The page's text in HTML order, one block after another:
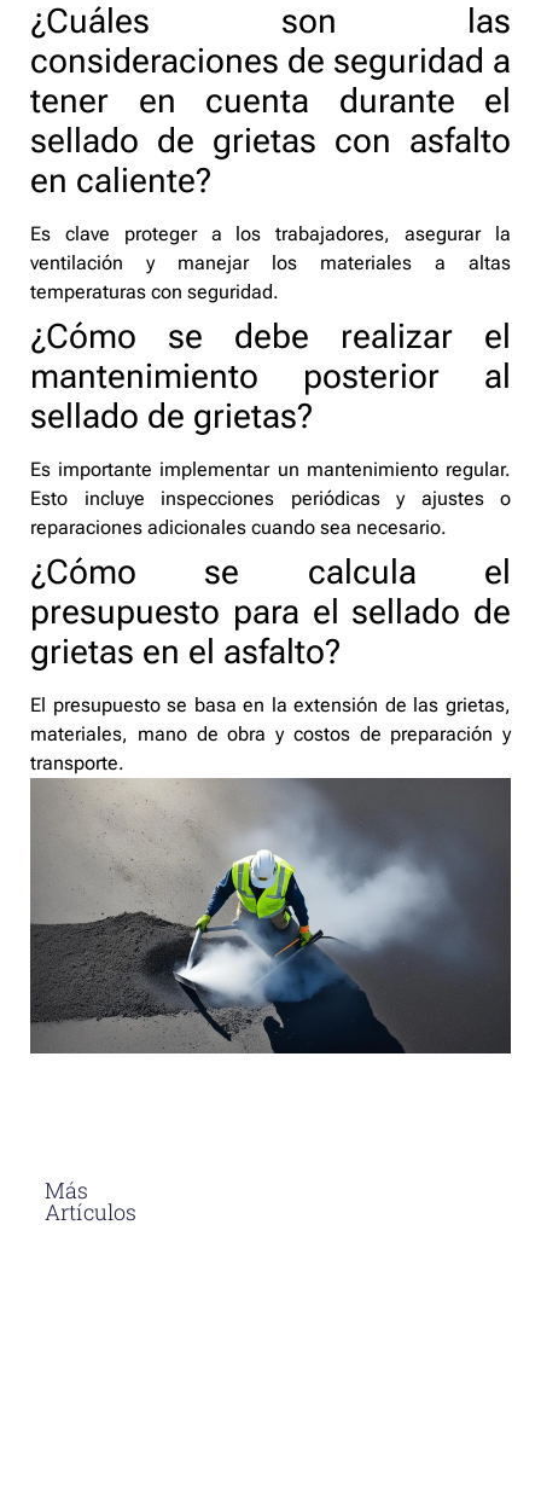
¿Cuáles son las
consideraciones de seguridad a
tener en cuenta durante el
sellado de grietas con asfalto
en caliente?
Es clave proteger a los trabajadores, asegurar la
ventilación y manejar los materiales a altas
temperaturas con seguridad.
¿Cómo se debe realizar el
mantenimiento posterior al
sellado de grietas?
Es importante implementar un mantenimiento regular.
Esto incluye inspecciones periódicas y ajustes o
reparaciones adicionales cuando sea necesario.
¿Cómo se calcula el
presupuesto para el sellado de
grietas en el asfalto?
El presupuesto se basa en la extensión de las grietas,
materiales, mano de obra y costos de preparación y
transporte.
Más
Artículos